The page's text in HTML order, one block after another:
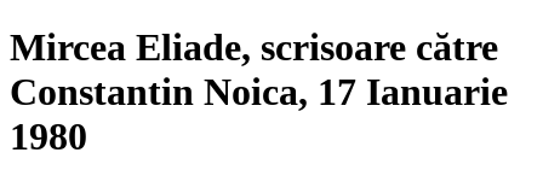
Mircea Eliade, scrisoare către
Constantin Noica, 17 Ianuarie
1980